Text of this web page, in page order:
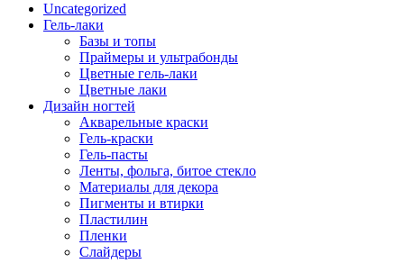
Uncategorized
Гель-лаки
Базы и топы
Праймеры и ультрабонды
Цветные гель-лаки
Цветные лаки
Дизайн ногтей
Акварельные краски
Гель-краски
Гель-пасты
Ленты, фольга, битое стекло
Материалы для декора
Пигменты и втирки
Пластилин
Пленки
Слайдеры